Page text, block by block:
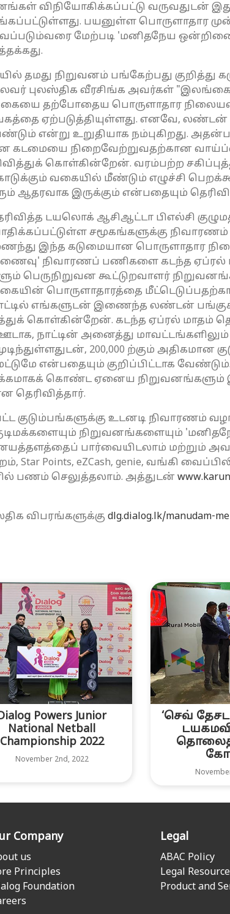
விநியோகிக்கப்பட்டு வருவதுடன்
பயனுள்ள பொருளாதார
மேற்படி 'மனிதநேய
தமது நிறுவனம் பங்கேற்பது குறித்து
புலஸ்திக வீரசிங்க அவர்கள்
தற்போதைய பொருளாதார
ஏற்படுத்தியுள்ளது. எனவே, லண்டன்
என்று உறுதியாக நம்புகிறது.
கடமையை நிறைவேற்றுவதற்கான
கொள்கின்றேன். வரம்பற்ற
வகையில் மீண்டும் எழுச்சி
ஆதரவாக இருக்கும் என்பதையும்
டயலொக் ஆசிஆட்டா பிஎல்சி
சமூகங்களுக்கு
இந்த கடுமையான பொருளாதார
நிவாரணப் பணிகளை கடந்த
பெருநிறுவன கூட்டுறவாளர்
பொருளாதாரத்தை
எங்களுடன் இணைந்த லண்டன்
கொள்கின்றேன். கடந்த ஏப்ரல் மாதம்
நாட்டின் அனைத்து மாவட்டங்களிலும்
200,000 ற்கும் அதிகமான
என்பதையும் குறிப்பிட்டாக
கொண்ட ஏனைய நிறுவனங்களும்
தெரிவித்தார்.
குடும்பங்களுக்கு உடனடி நிவாரணம்
நிறுவனங்களையும்
பார்வையிடலாம் மற்றும்
Star Points, eZCash, genie, வங்கி
பணம் செலுத்தலாம். அத்துடன்
விபரங்களுக்கு dlg.dialog.lk/manudam-
Powers Junior
National Netball
Championship 2022
November 2nd, 2022
‘செவ்
Company
us
Principles
Foundation
Legal
ABAC Policy
Legal
Product and